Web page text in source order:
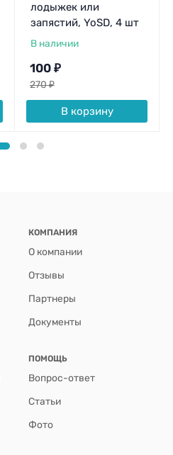
лодыжек или
запястий, YoSD, 4 шт
В наличии
100 ₽
270₽
В корзину
КОМПАНИЯ
О компании
Отзывы
Партнеры
Документы
ПОМОЩЬ
Вопрос-ответ
Статьи
Фото